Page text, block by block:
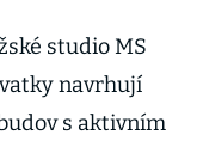
studio MS
navrhují
s aktivním